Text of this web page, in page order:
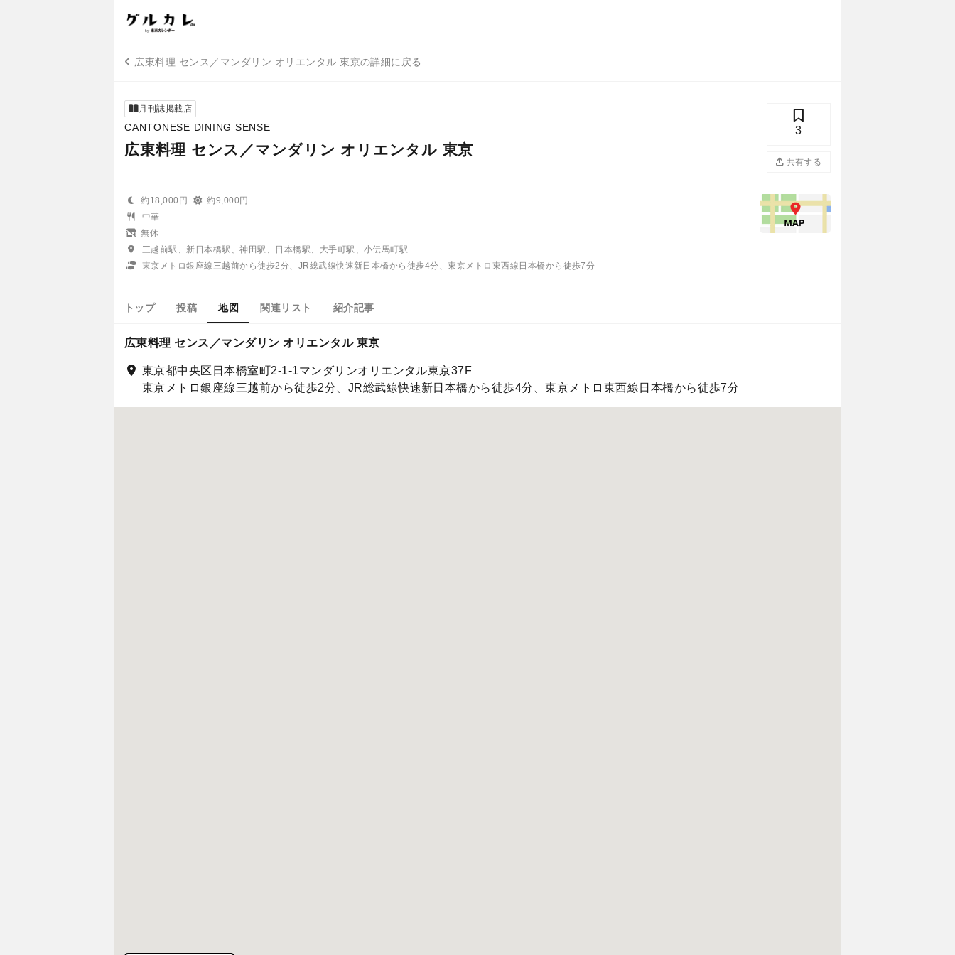
広東料理 センス／マンダリン オリエンタル 東京の詳細に戻る
月刊誌掲載店
CANTONESE DINING SENSE
広東料理 センス／マンダリン オリエンタル 東京
3
共有する
約18,000円
約9,000円
中華
無休
三越前駅、新日本橋駅、神田駅、日本橋駅、大手町駅、小伝馬町駅
東京メトロ銀座線三越前から徒歩2分、JR総武線快速新日本橋から徒歩4分、東京メトロ東西線日本橋から徒歩7分
トップ 投稿 地図 関連リスト 紹介記事
広東料理 センス／マンダリン オリエンタル 東京
東京都中央区日本橋室町2-1-1マンダリンオリエンタル東京37F
東京メトロ銀座線三越前から徒歩2分、JR総武線快速新日本橋から徒歩4分、東京メトロ東西線日本橋から徒歩7分